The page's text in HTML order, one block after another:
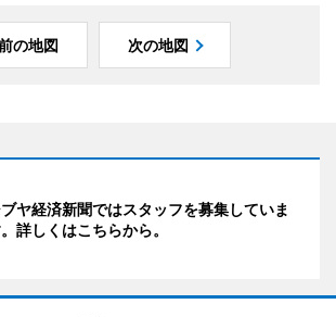
の地図 次の地図
ヤ経済新聞ではスタッフを募集していま
詳しくはこちらから。